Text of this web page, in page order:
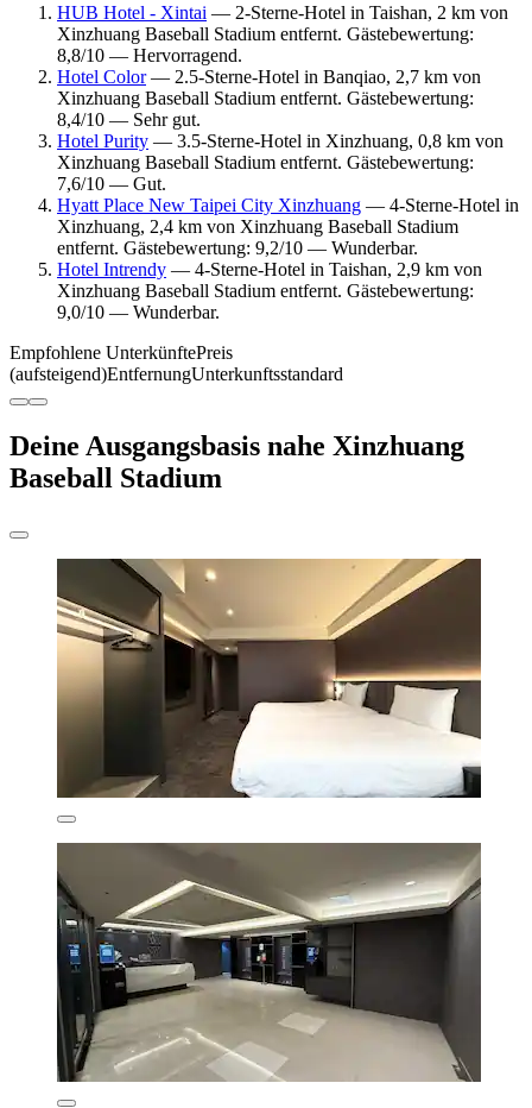
HUB Hotel - Xintai — 2-Sterne-Hotel in Taishan, 2 km von
Xinzhuang Baseball Stadium entfernt. Gästebewertung:
8,8/10 — Hervorragend.
Hotel Color— 2.5-Sterne-Hotel in Banqiao, 2,7 km von
Xinzhuang Baseball Stadium entfernt. Gästebewertung:
8,4/10 — Sehr gut.
Hotel Purity — 3.5-Sterne-Hotel in Xinzhuang, 0,8 km von
Xinzhuang Baseball Stadium entfernt. Gästebewertung:
7,6/10 — Gut.
Hyatt Place New Taipei City Xinzhuang — 4-Sterne-Hotel in
Xinzhuang, 2,4 km von Xinzhuang Baseball Stadium
entfernt. Gästebewertung: 9,2/10 — Wunderbar.
Hotel Intrendy — 4-Sterne-Hotel in Taishan, 2,9 km von
Xinzhuang Baseball Stadium entfernt. Gästebewertung:
9,0/10 — Wunderbar.
Empfohlene UnterkünftePreis
(aufsteigend)EntfernungUnterkunftsstandard
Deine Ausgangsbasis nahe Xinzhuang
Baseball Stadium